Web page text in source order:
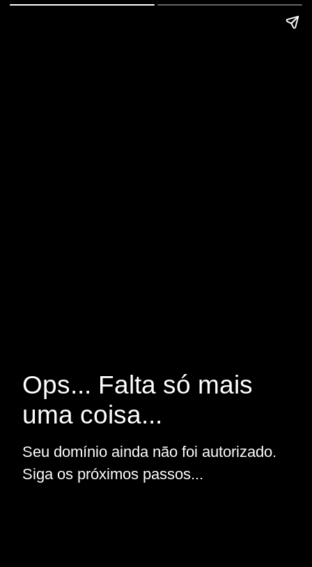
Ops... Falta só mais
uma coisa...
Seu domínio ainda não foi autorizado.
Siga os próximos passos...